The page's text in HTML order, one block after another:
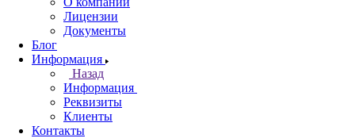
Лицензии
Документы
Блог
Информация
Назад
Информация
Реквизиты
Клиенты
Контакты